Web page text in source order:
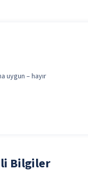
uygun – hayır
Bilgiler